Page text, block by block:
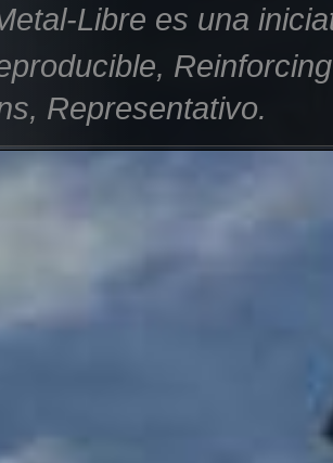
Libre es una
Representativo.